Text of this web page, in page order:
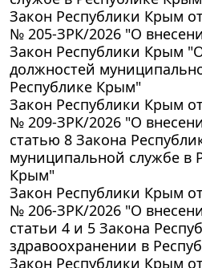
Закон Республики Крым
№ 205-ЗРК/2026 "О
Закон Республики Крым
должностей
Республике Крым"
Закон Республики Крым
№ 209-ЗРК/2026 "О
статью 8 Закона
муниципальной службе в
Крым"
Закон Республики Крым
№ 206-ЗРК/2026 "О
статьи 4 и 5 Закона
здравоохранении в
Закон Республики Крым